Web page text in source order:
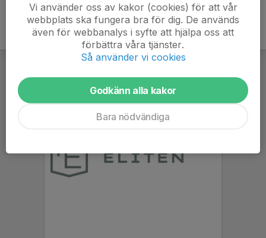
Vi använder oss av kakor (cookies) för att vår
webbplats ska fungera bra för dig. De används
även för webbanalys i syfte att hjälpa oss att
förbättra våra tjänster.
Så använder vi cookies
Godkänn alla kakor
Bara nödvändiga